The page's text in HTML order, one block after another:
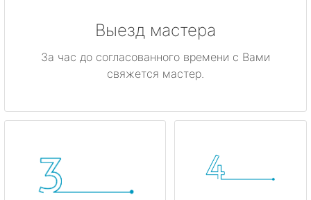
Выезд мастера
За час до согласованного времени с Вами
свяжется мастер.